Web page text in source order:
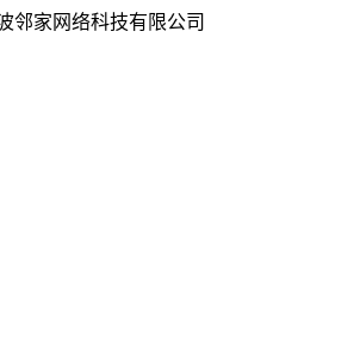
邻家网络科技有限公司